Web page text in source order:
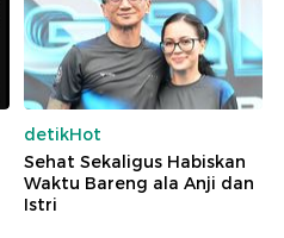
detikHot
Sehat Sekaligus Habiskan
Waktu Bareng ala Anji dan
Istri